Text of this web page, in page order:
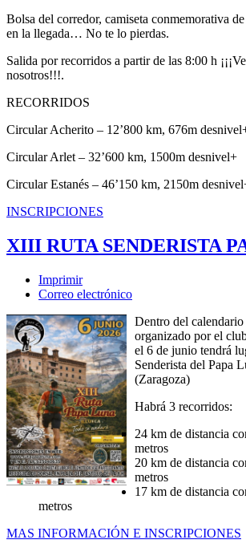
Bolsa del corredor, camiseta conmemorativa
en la llegada… No te lo pierdas.
Salida por recorridos a partir de las 8:00 h
nosotros!!!.
RECORRIDOS
Circular Acherito – 12’800 km, 676m
Circular Arlet – 32’600 km, 1500m desnivel+
Circular Estanés – 46’150 km, 2150m
INSCRIPCIONES
XIII RUTA SENDERISTA
Imprimir
Correo electrónico
Dentro del
organizado por el
el 6 de junio tendrá
Senderista del Papa
(Zaragoza)
Habrá 3 recorridos:
24 km de distancia
metros
20 km de distancia
metros
17 km de distancia
metros
MAS INFORMACIÓN E INSCRIPCIONES